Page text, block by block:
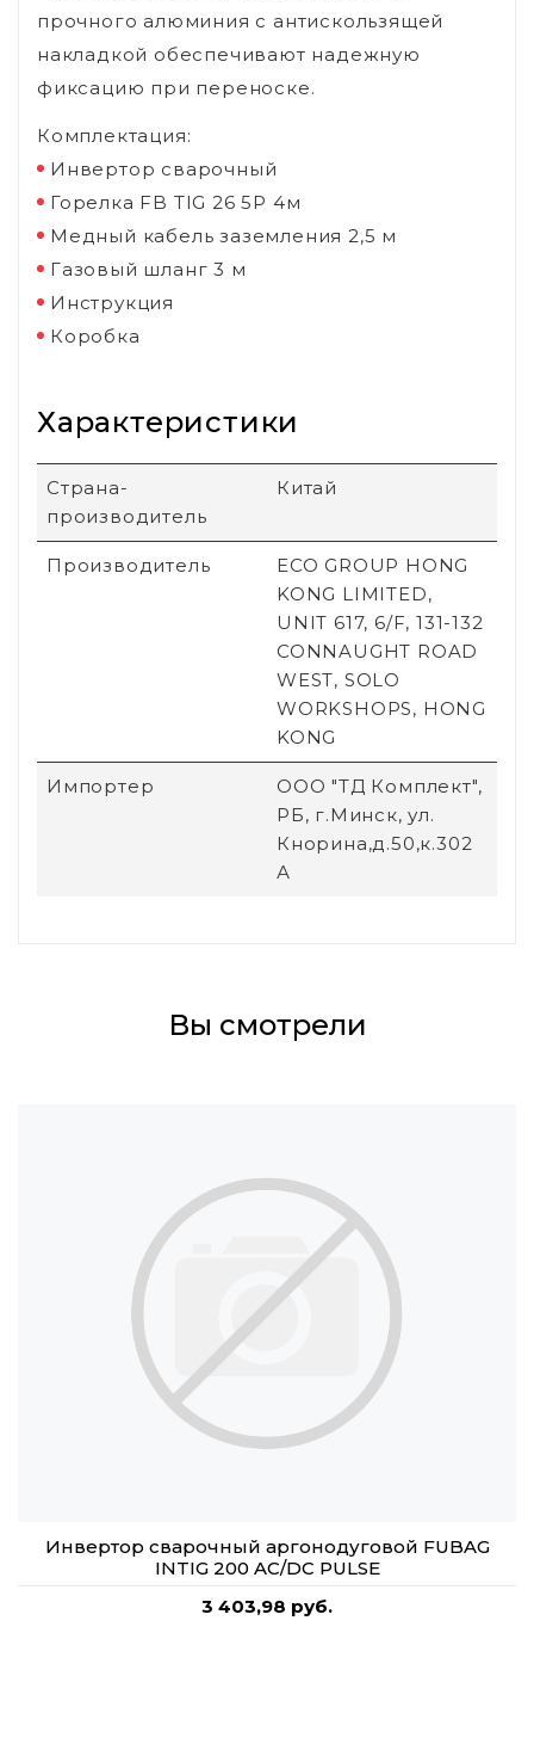
прочного алюминия с антискользящей
накладкой обеспечивают надежную
фиксацию при переноске.
Комплектация:
Инвертор сварочный
Горелка FB TIG 26 5P 4м
Медный кабель заземления 2,5 м
Газовый шланг 3 м
Инструкция
Коробка
Характеристики
Страна-
производитель
Китай
Производитель
ECO GROUP HONG
KONG LIMITED,
UNIT 617, 6/F, 131-132
CONNAUGHT ROAD
WEST, SOLO
WORKSHOPS, HONG
KONG
Импортер
ООО "ТД Комплект",
РБ, г.Минск, ул.
Кнорина,д.50,к.302
А
Вы смотрели
Инвертор сварочный аргонодуговой FUBAG
INTIG 200 AC/DC PULSE
3 403,98 руб.